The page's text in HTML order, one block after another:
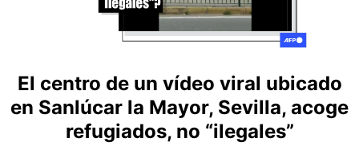
El centro de un vídeo viral ubicado
en Sanlúcar la Mayor, Sevilla, acoge
refugiados, no “ilegales”